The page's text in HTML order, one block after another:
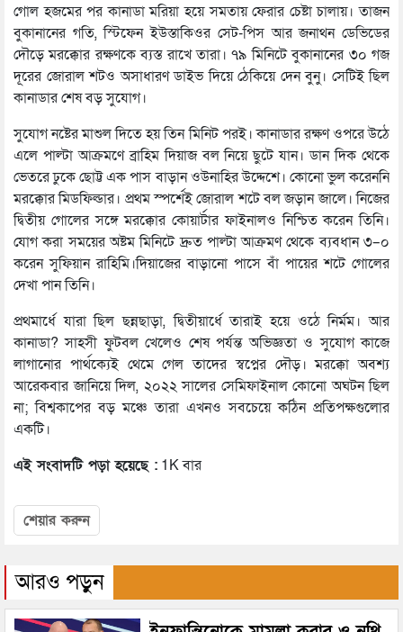
গোল হজমের পর কানাডা মরিয়া হয়ে সমতায় ফেরার চেষ্টা চালায়। তাজন
বুকানানের গতি, স্টিফেন ইউস্তাকিওর সেট-পিস আর জনাথন ডেভিডের
দৌড়ে মরক্কোর রক্ষণকে ব্যস্ত রাখে তারা। ৭৯ মিনিটে বুকানানের ৩০ গজ
দূরের জোরাল শটও অসাধারণ ডাইভ দিয়ে ঠেকিয়ে দেন বুনু। সেটিই ছিল
কানাডার শেষ বড় সুযোগ।
সুযোগ নষ্টের মাশুল দিতে হয় তিন মিনিট পরই। কানাডার রক্ষণ ওপরে উঠে
এলে পাল্টা আক্রমণে ব্রাহিম দিয়াজ বল নিয়ে ছুটে যান। ডান দিক থেকে
ভেতরে ঢুকে ছোট্ট এক পাস বাড়ান ওউনাহির উদ্দেশে। কোনো ভুল করেননি
মরক্কোর মিডফিল্ডার। প্রথম স্পর্শেই জোরাল শটে বল জড়ান জালে। নিজের
দ্বিতীয় গোলের সঙ্গে মরক্কোর কোয়ার্টার ফাইনালও নিশ্চিত করেন তিনি।
যোগ করা সময়ের অষ্টম মিনিটে দ্রুত পাল্টা আক্রমণ থেকে ব্যবধান ৩–০
করেন সুফিয়ান রাহিমি।দিয়াজের বাড়ানো পাসে বাঁ পায়ের শটে গোলের
দেখা পান তিনি।
প্রথমার্ধে যারা ছিল ছন্নছাড়া, দ্বিতীয়ার্ধে তারাই হয়ে ওঠে নির্মম। আর
কানাডা? সাহসী ফুটবল খেলেও শেষ পর্যন্ত অভিজ্ঞতা ও সুযোগ কাজে
লাগানোর পার্থক্যেই থেমে গেল তাদের স্বপ্নের দৌড়। মরক্কো অবশ্য
আরেকবার জানিয়ে দিল, ২০২২ সালের সেমিফাইনাল কোনো অঘটন ছিল
না; বিশ্বকাপের বড় মঞ্চে তারা এখনও সবচেয়ে কঠিন প্রতিপক্ষগুলোর
একটি।
এই সংবাদটি পড়া হয়েছে : 1K বার
শেয়ার করুন
আরও পড়ুন